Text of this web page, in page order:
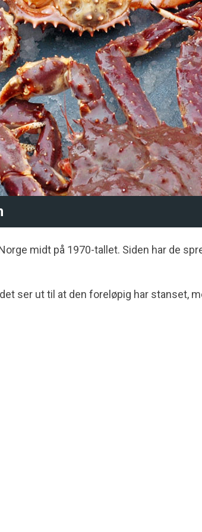
midt på 1970-tallet. Siden har de
ser ut til at den foreløpig har stanset,